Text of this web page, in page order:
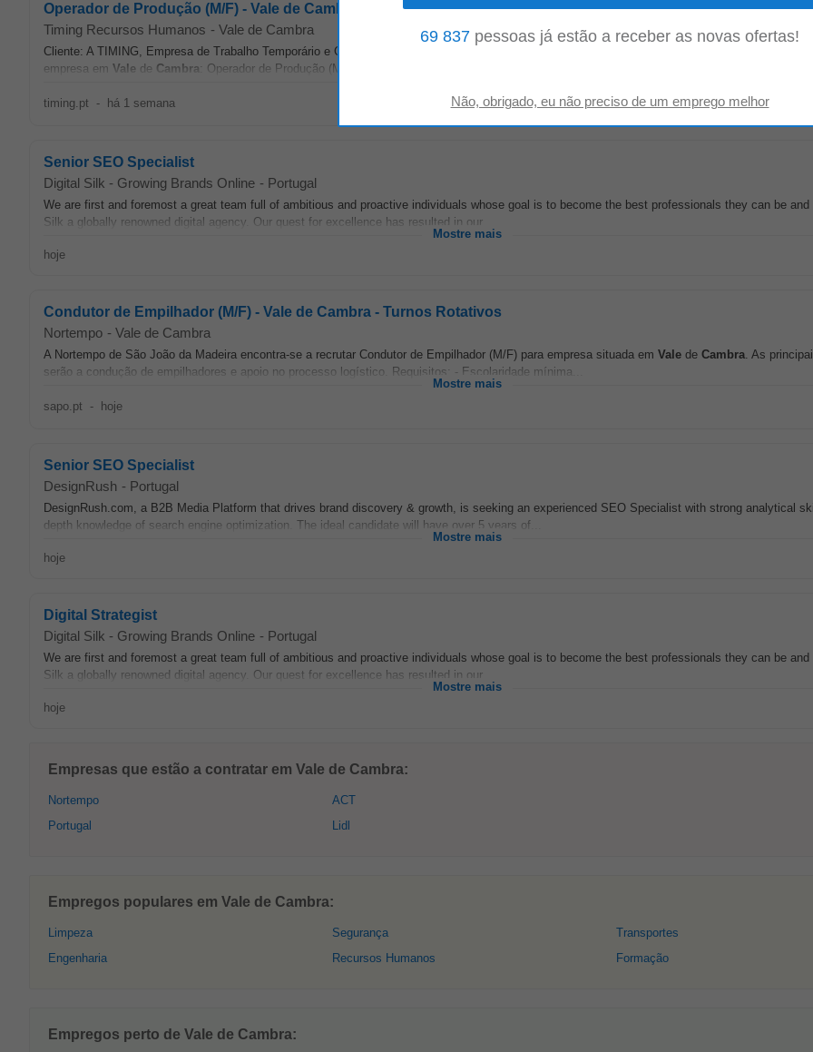
Operador de Produção (M/F) - Vale de Cambra
Timing Recursos Humanos - Vale de Cambra
Cliente: A TIMING, Empresa de Trabalho Temporário e Gestão de Recursos Humanos, com escritórios de Norte a Sul de Portugal, encontra-se a
empresa em Vale de Cambra: Operador de Produção (M/F) Funções: • Manuseamento de máquinas...
timing.pt - há 1 semana
Senior SEO Specialist
Digital Silk - Growing Brands Online - Portugal
We are first and foremost a great team full of ambitious and proactive individuals whose goal is to become the best professionals they can be and
Silk a globally renowned digital agency. Our quest for excellence has resulted in our...
Mostre mais
hoje
Condutor de Empilhador (M/F) - Vale de Cambra - Turnos Rotativos
Nortempo - Vale de Cambra
A Nortempo de São João da Madeira encontra-se a recrutar Condutor de Empilhador (M/F) para empresa situada em Vale de Cambra. As
serão a condução de empilhadores e apoio no processo logístico. Requisitos: - Escolaridade mínima...
Mostre mais
sapo.pt - hoje
Senior SEO Specialist
DesignRush - Portugal
DesignRush.com, a B2B Media Platform that drives brand discovery & growth, is seeking an experienced SEO Specialist with strong analytical
depth knowledge of search engine optimization. The ideal candidate will have over 5 years of...
Mostre mais
hoje
Digital Strategist
Digital Silk - Growing Brands Online - Portugal
We are first and foremost a great team full of ambitious and proactive individuals whose goal is to become the best professionals they can be and
Silk a globally renowned digital agency. Our quest for excellence has resulted in our...
Mostre mais
hoje
Empresas que estão a contratar em Vale de Cambra:
Nortempo
Portugal
ACT
Lidl
Empregos populares em Vale de Cambra:
Limpeza
Engenharia
Segurança
Recursos Humanos
Transportes
Formação
Empregos perto de Vale de Cambra:
69 837 pessoas já estão a receber as novas ofertas!